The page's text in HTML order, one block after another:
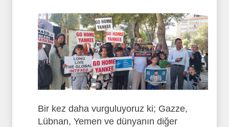
Bir kez daha vurguluyoruz ki; Gazze,
Lübnan, Yemen ve dünyanın diğer